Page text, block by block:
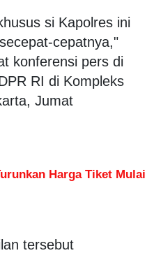
si Kapolres ini
cepatnya,"
konferensi pers di
RI di Kompleks
Jumat
Harga Tiket Mulai
tersebut